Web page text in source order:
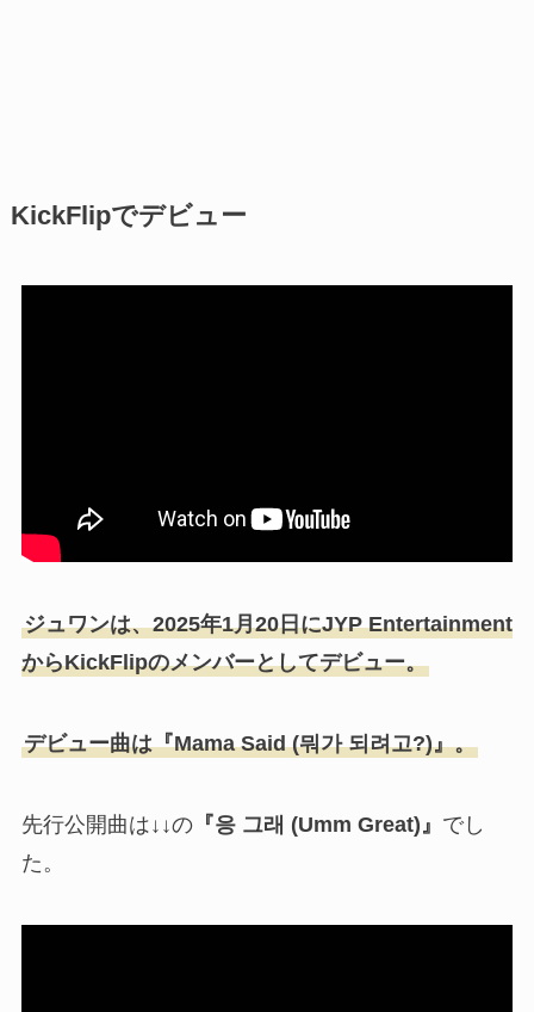
KickFlipでデビュー
ジュワンは、2025年1月20日にJYP Entertainment
からKickFlipのメンバーとしてデビュー。
デビュー曲は『Mama Said (뭐가 되려고?)』。
先行公開曲は↓↓の『응 그래 (Umm Great)』 でし
た。